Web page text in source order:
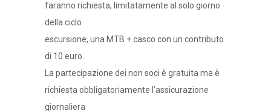
faranno richiesta, limitatamente al solo giorno
della ciclo
escursione, una MTB + casco con un contributo
di 10 euro.
La partecipazione dei non soci è gratuita ma è
richiesta obbligatoriamente l’assicurazione
giornaliera